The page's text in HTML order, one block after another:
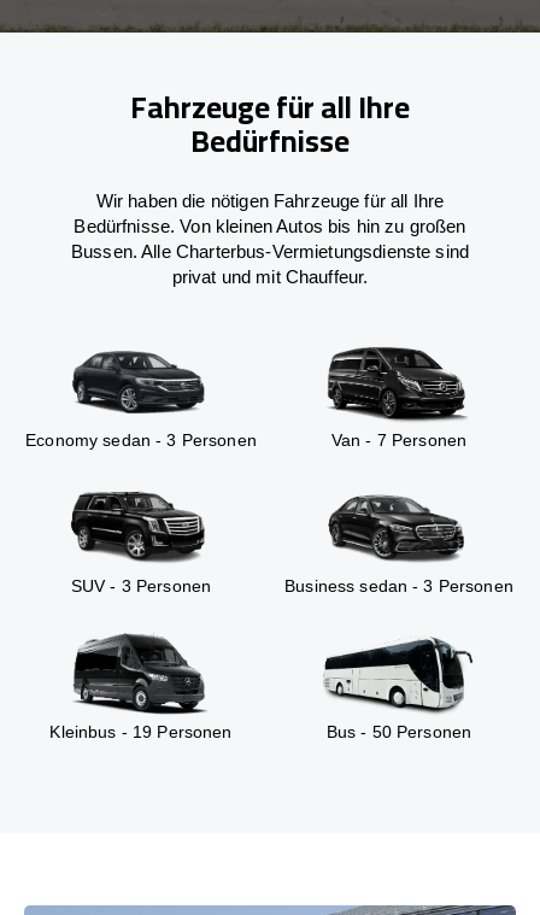
Fahrzeuge für all Ihre
Bedürfnisse
Wir haben die nötigen Fahrzeuge für all Ihre
Bedürfnisse. Von kleinen Autos bis hin zu großen
Bussen. Alle Charterbus-Vermietungsdienste sind
privat und mit Chauffeur.
Economy sedan - 3 Personen Van - 7 Personen
SUV - 3 Personen Business sedan - 3 Personen
Kleinbus - 19 Personen Bus - 50 Personen